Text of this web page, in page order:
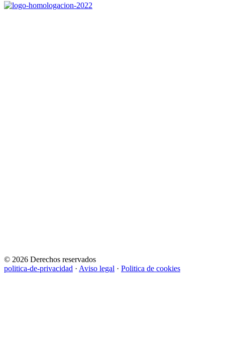
© 2026 Derechos reservados
politica-de-privacidad · Aviso legal · Politica de cookies